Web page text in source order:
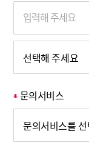
*
문의서비스